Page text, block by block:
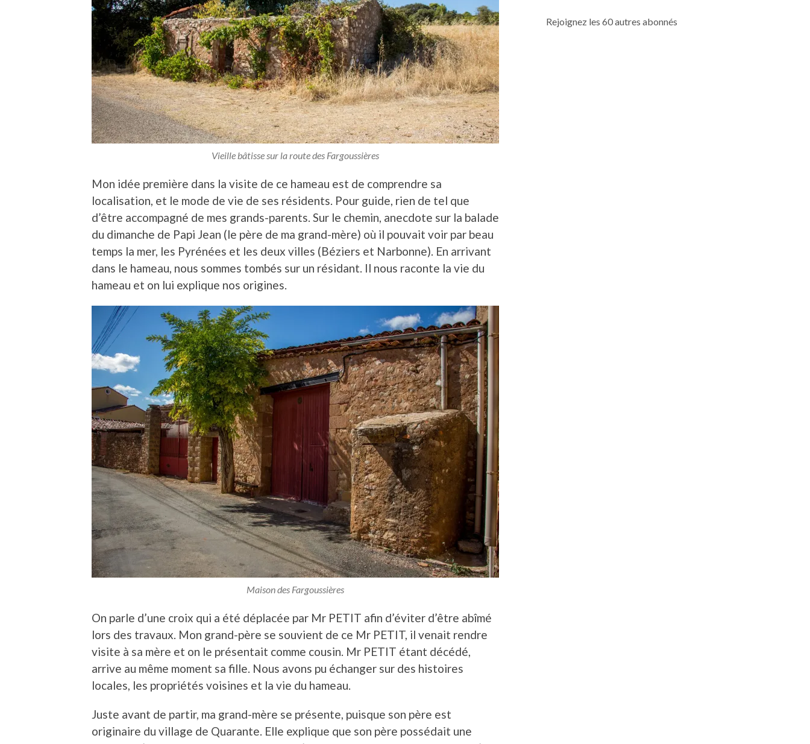
Vieille bâtisse sur la route des Fargoussières
Mon idée première dans la visite de ce hameau est de comprendre sa
localisation, et le mode de vie de ses résidents. Pour guide, rien de tel que
d’être accompagné de mes grands-parents. Sur le chemin, anecdote sur la balade
du dimanche de Papi Jean (le père de ma grand-mère) où il pouvait voir par beau
temps la mer, les Pyrénées et les deux villes (Béziers et Narbonne). En arrivant
dans le hameau, nous sommes tombés sur un résidant. Il nous raconte la vie du
hameau et on lui explique nos origines.
Maison des Fargoussières
On parle d’une croix qui a été déplacée par Mr PETIT afin d’éviter d’être abîmé
lors des travaux. Mon grand-père se souvient de ce Mr PETIT, il venait rendre
visite à sa mère et on le présentait comme cousin. Mr PETIT étant décédé,
arrive au même moment sa fille. Nous avons pu échanger sur des histoires
locales, les propriétés voisines et la vie du hameau.
Juste avant de partir, ma grand-mère se présente, puisque son père est
originaire du village de Quarante. Elle explique que son père possédait une
Rejoignez les 60 autres abonnés